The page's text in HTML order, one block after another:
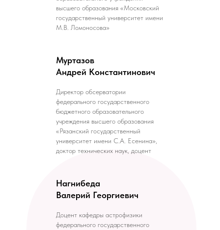
высшего образования «Московский
государственный университет имени
М.В. Ломоносова»
Муртазов
Андрей Константинович
Директор обсерватории
федерального государственного
бюджетного образовательного
учреждения высшего образования
«Рязанский государственный
университет имени С.А. Есенина»,
доктор технических наук, доцент
Нагнибеда
Валерий Георгиевич
Доцент кафедры астрофизики
федерального государственного